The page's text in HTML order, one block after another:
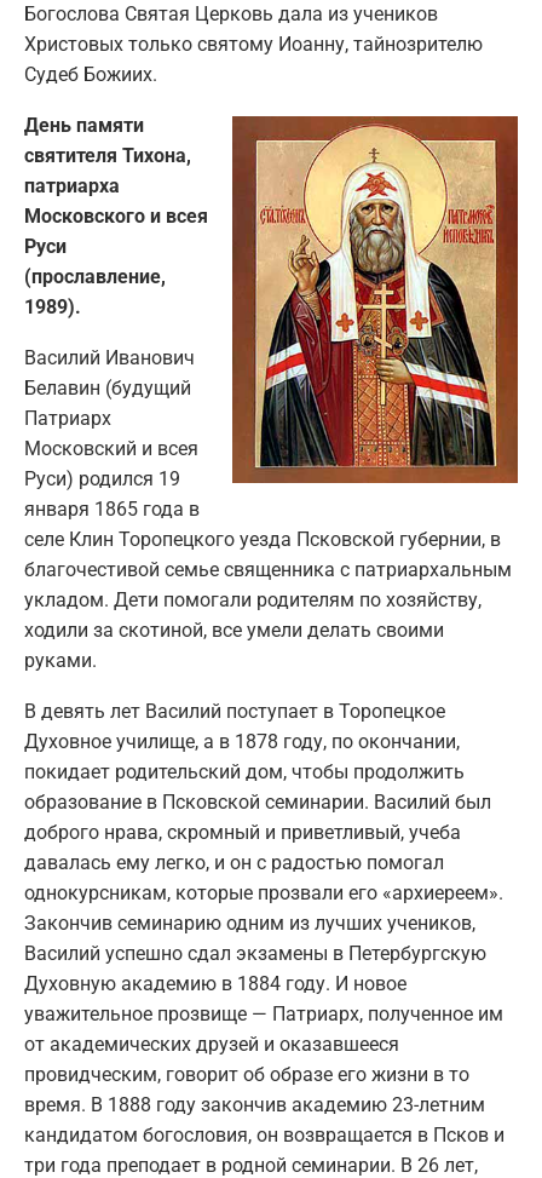
Богослова Святая Церковь дала из учеников
Христовых только святому Иоанну, тайнозрителю
Судеб Божиих.
День памяти
святителя Тихона,
патриарха
Московского и всея
Руси
(прославление,
1989).
Василий Иванович
Белавин (будущий
Патриарх
Московский и всея
Руси) родился 19
января 1865 года в
селе Клин Торопецкого уезда Псковской губернии, в
благочестивой семье священника с патриархальным
укладом. Дети помогали родителям по хозяйству,
ходили за скотиной, все умели делать своими
руками.
В девять лет Василий поступает в Торопецкое
Духовное училище, а в 1878 году, по окончании,
покидает родительский дом, чтобы продолжить
образование в Псковской семинарии. Василий был
доброго нрава, скромный и приветливый, учеба
давалась ему легко, и он с радостью помогал
однокурсникам, которые прозвали его «архиереем».
Закончив семинарию одним из лучших учеников,
Василий успешно сдал экзамены в Петербургскую
Духовную академию в 1884 году. И новое
уважительное прозвище — Патриарх, полученное им
от академических друзей и оказавшееся
провидческим, говорит об образе его жизни в то
время. В 1888 году закончив академию 23-летним
кандидатом богословия, он возвращается в Псков и
три года преподает в родной семинарии. В 26 лет,